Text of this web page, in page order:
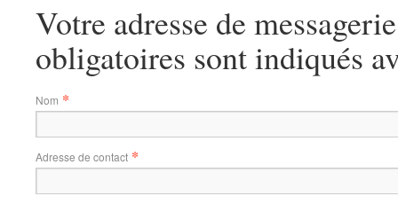
Votre adresse de
obligatoires sont indiqués
Nom *
Adresse de contact *